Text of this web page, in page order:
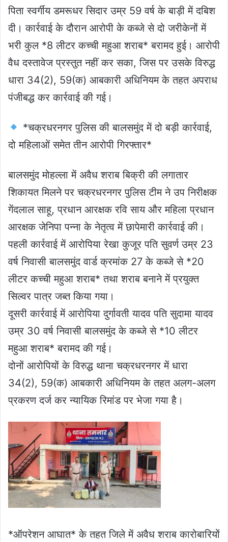
पिता स्वर्गीय डमरूधर सिदार उम्र 59 वर्ष के बाड़ी में दबिश
दी। कार्रवाई के दौरान आरोपी के कब्जे से दो जरीकेनों में
भरी कुल *8 लीटर कच्ची महुआ शराब* बरामद हुई। आरोपी
वैध दस्तावेज प्रस्तुत नहीं कर सका, जिस पर उसके विरुद्ध
धारा 34(2), 59(क) आबकारी अधिनियम के तहत अपराध
पंजीबद्ध कर कार्रवाई की गई।
*चक्रधरनगर पुलिस की बालसमुंद में दो बड़ी कार्रवाई,
दो महिलाओं समेत तीन आरोपी गिरफ्तार*
बालसमुंद मोहल्ला में अवैध शराब बिक्री की लगातार
शिकायत मिलने पर चक्रधरनगर पुलिस टीम ने उप निरीक्षक
गेंदलाल साहू, प्रधान आरक्षक रवि साय और महिला प्रधान
आरक्षक जेनिपा पन्ना के नेतृत्व में छापेमारी कार्रवाई की।
पहली कार्रवाई में आरोपिया रेखा कुजूर पति सुवर्ण उम्र 23
वर्ष निवासी बालसमुंद वार्ड क्रमांक 27 के कब्जे से *20
लीटर कच्ची महुआ शराब* तथा शराब बनाने में प्रयुक्त
सिल्वर पात्र जब्त किया गया।
दूसरी कार्रवाई में आरोपिया दुर्गावती यादव पति सुदामा यादव
उम्र 30 वर्ष निवासी बालसमुंद के कब्जे से *10 लीटर
महुआ शराब* बरामद की गई।
दोनों आरोपियों के विरुद्ध थाना चक्रधरनगर में धारा
34(2), 59(क) आबकारी अधिनियम के तहत अलग-अलग
प्रकरण दर्ज कर न्यायिक रिमांड पर भेजा गया है।
*ऑपरेशन आघात* के तहत जिले में अवैध शराब कारोबारियों